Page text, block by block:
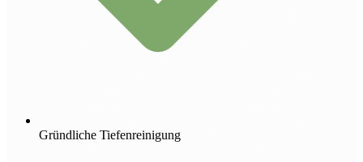
Gründliche Tiefenreinigung